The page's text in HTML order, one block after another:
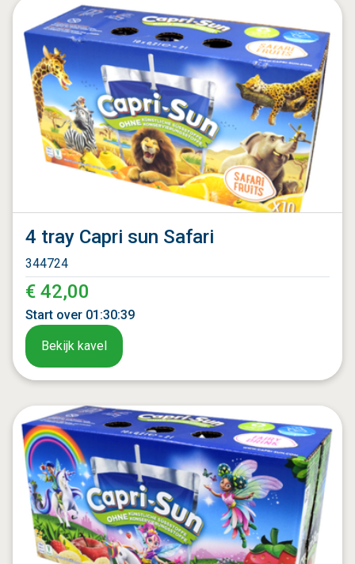
4 tray Capri sun Safari
344724
€ 42,00
Start over 01 :30:37
Bekijk kavel